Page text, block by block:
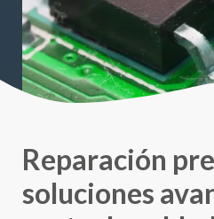
Reparación
soluciones